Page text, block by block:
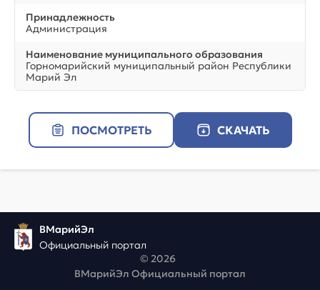
Принадлежность
Администрация
Наименование муниципального образования
Горномарийский муниципальный район Республики
Марий Эл
ПОСМОТРЕТЬ СКАЧАТЬ
ВМарийЭл
Официальный портал
© 2026
ВМарийЭл Официальный портал